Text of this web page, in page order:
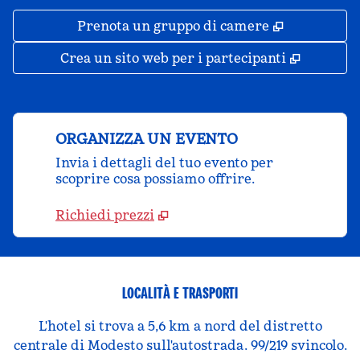
Prenota un gruppo di camere ,
Crea un sito web per i partecipanti ,
ORGANIZZA UN EVENTO
Invia i dettagli del tuo evento per
scoprire cosa possiamo offrire.
Richiedi prezzi
LOCALITÀ E TRASPORTI
L'hotel si trova a 5,6 km a nord del distretto
centrale di Modesto sull'autostrada. 99/219 svincolo.